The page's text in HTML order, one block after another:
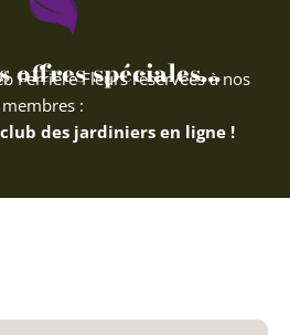
offres spéciales...
Ferriere Fleurs réservées à nos
membres :
des jardiniers en ligne !